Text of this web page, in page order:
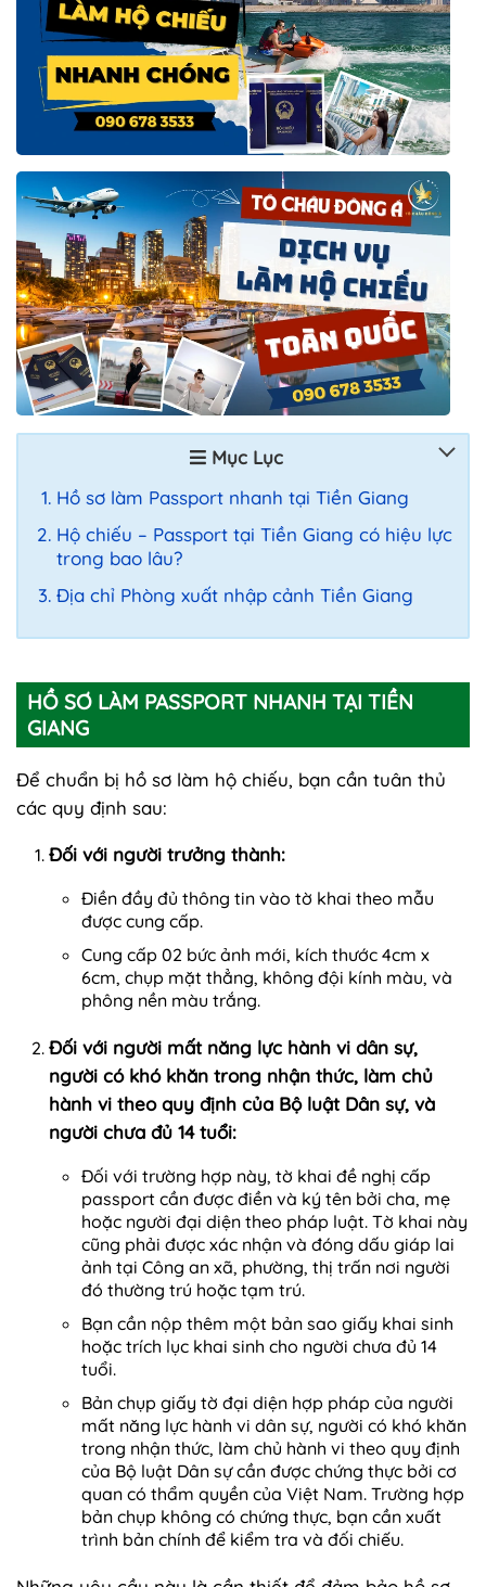
Mục Lục
Hồ sơ làm Passport nhanh tại Tiền Giang
Hộ chiếu – Passport tại Tiền Giang có hiệu lực
trong bao lâu?
Địa chỉ Phòng xuất nhập cảnh Tiền Giang
HỒ SƠ LÀM PASSPORT NHANH TẠI TIỀN
GIANG
Để chuẩn bị hồ sơ làm hộ chiếu, bạn cần tuân thủ
các quy định sau:
Đối với người trưởng thành:
Điền đầy đủ thông tin vào tờ khai theo mẫu
được cung cấp.
Cung cấp 02 bức ảnh mới, kích thước 4cm x
6cm, chụp mặt thẳng, không đội kính màu, và
phông nền màu trắng.
Đối với người mất năng lực hành vi dân sự,
người có khó khăn trong nhận thức, làm chủ
hành vi theo quy định của Bộ luật Dân sự, và
người chưa đủ 14 tuổi:
Đối với trường hợp này, tờ khai đề nghị cấp
passport cần được điền và ký tên bởi cha, mẹ
hoặc người đại diện theo pháp luật. Tờ khai này
cũng phải được xác nhận và đóng dấu giáp lai
ảnh tại Công an xã, phường, thị trấn nơi người
đó thường trú hoặc tạm trú.
Bạn cần nộp thêm một bản sao giấy khai sinh
hoặc trích lục khai sinh cho người chưa đủ 14
tuổi.
Bản chụp giấy tờ đại diện hợp pháp của người
mất năng lực hành vi dân sự, người có khó khăn
trong nhận thức, làm chủ hành vi theo quy định
của Bộ luật Dân sự cần được chứng thực bởi cơ
quan có thẩm quyền của Việt Nam. Trường hợp
bản chụp không có chứng thực, bạn cần xuất
trình bản chính để kiểm tra và đối chiếu.